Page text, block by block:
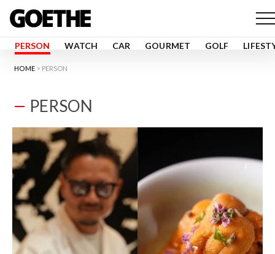
PERSON WATCH CAR GOURMET GOLF
HOME PERSON
PERSON